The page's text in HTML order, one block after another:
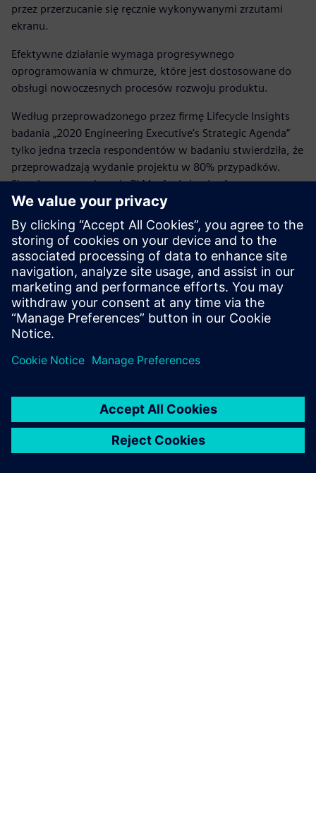
przez przerzucanie się ręcznie wykonywanymi zrzutami
ekranu.
Efektywne działanie wymaga progresywnego
oprogramowania w chmurze, które jest dostosowane do
obsługi nowoczesnych procesów rozwoju produktu.
Według przeprowadzonego przez firmę Lifecycle Insights
badania „2020 Engineering Executive's Strategic Agenda”
tylko jedna trzecia respondentów w badaniu stwierdziła, że
przeprowadzają wydanie projektu w 80% przypadków.
Sięgając po rozwiązanie PLM z funkcjami cyfrowego
bliźniaka, można dołączyć do 33% firm, które
przeprowadzają efektywne wydanie projektu w 4 na
5 przypadków.
Pobierz ten e-book, aby poznać korzyści wynikające ze
stosowania rozwiązania PLM z funkcjami cyfrowego
bliźniaka.
Udostępnij